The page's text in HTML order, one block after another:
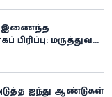
இணைந்த
மருத்துவ
ஐந்து ஆண்டுகள்